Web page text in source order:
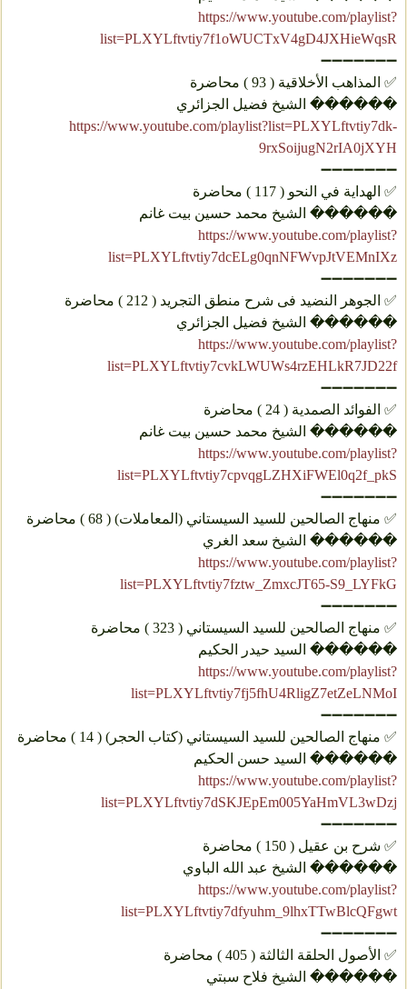
https://www.youtube.com/playlist?
list=PLXYLftvtiy7f1oWUCTxV4gD4JXHieWqsR
➖➖➖➖➖➖➖
✅ المذاهب الأخلاقية ( 93 ) محاضرة
������ الشيخ فضيل الجزائري
https://www.youtube.com/playlist?list=PLXYLftvtiy7dk-
9rxSoijugN2rIA0jXYH
➖➖➖➖➖➖➖
✅ الهداية في النحو ( 117 ) محاضرة
������ الشیخ محمد حسین بیت غانم
https://www.youtube.com/playlist?
list=PLXYLftvtiy7dcELg0qnNFWvpJtVEMnIXz
➖➖➖➖➖➖➖
✅ الجوهر النضید فی شرح منطق التجرید ( 212 ) محاضرة
������ الشيخ فضيل الجزائري
https://www.youtube.com/playlist?
list=PLXYLftvtiy7cvkLWUWs4rzEHLkR7JD22f
➖➖➖➖➖➖➖
✅ الفوائد الصمدية ( 24 ) محاضرة
������ الشیخ محمد حسین بیت غانم
https://www.youtube.com/playlist?
list=PLXYLftvtiy7cpvqgLZHXiFWEl0q2f_pkS
➖➖➖➖➖➖➖
✅ منهاج الصالحين للسيد السيستاني (المعاملات) ( 68 ) محاضرة
������ الشيخ سعد الغري
https://www.youtube.com/playlist?
list=PLXYLftvtiy7fztw_ZmxcJT65-S9_LYFkG
➖➖➖➖➖➖➖
✅ منهاج الصالحين للسيد السيستاني ( 323 ) محاضرة
������ السيد حيدر الحكيم
https://www.youtube.com/playlist?
list=PLXYLftvtiy7fj5fhU4RligZ7etZeLNMoI
➖➖➖➖➖➖➖
✅ منهاج الصالحين للسيد السيستاني (كتاب الحجر) ( 14 ) محاضرة
������ السيد حسن الحكيم
https://www.youtube.com/playlist?
list=PLXYLftvtiy7dSKJEpEm005YaHmVL3wDzj
➖➖➖➖➖➖➖
✅ شرح بن عقيل ( 150 ) محاضرة
������ الشيخ عبد الله الباوي
https://www.youtube.com/playlist?
list=PLXYLftvtiy7dfyuhm_9lhxTTwBlcQFgwt
➖➖➖➖➖➖➖
✅ الأصول الحلقة الثالثة ( 405 ) محاضرة
������ الشيخ فلاح سبتي